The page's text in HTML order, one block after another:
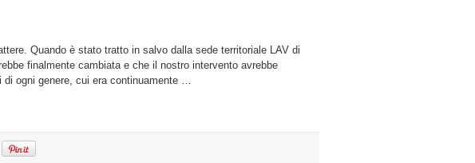
Quando è stato tratto in salvo dalla sede territoriale LAV di
finalmente cambiata e che il nostro intervento avrebbe
ogni genere, cui era continuamente …